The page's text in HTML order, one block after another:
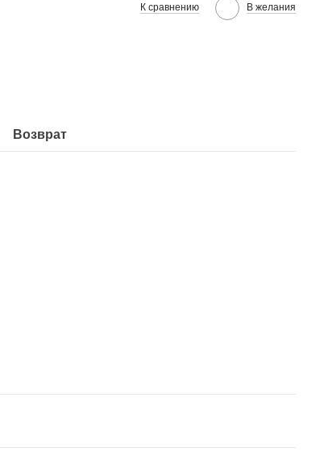
К сравнению В желания
Возврат